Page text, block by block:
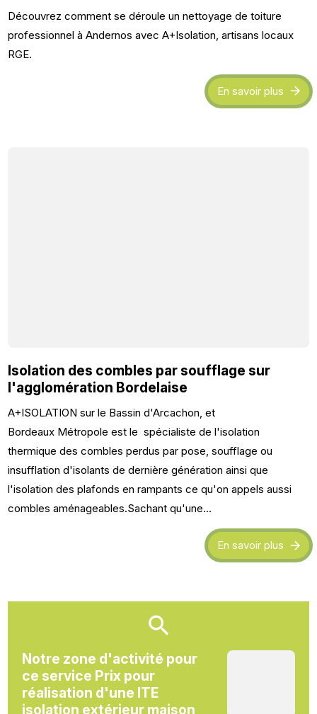
Découvrez comment se déroule un nettoyage de toiture
professionnel à Andernos avec A+Isolation, artisans locaux
RGE.
En savoir plus
Isolation des combles par soufflage sur
l'agglomération Bordelaise
A+ISOLATION sur le Bassin d'Arcachon, et
Bordeaux Métropole est le spécialiste de l'isolation
thermique des combles perdus par pose, soufflage ou
insufflation d'isolants de dernière génération ainsi que
l'isolation des plafonds en rampants ce qu'on appels aussi
combles aménageables.Sachant qu'une...
En savoir plus
Notre zone d'activité pour
ce service Prix pour
réalisation d'une ITE
isolation extérieur maison